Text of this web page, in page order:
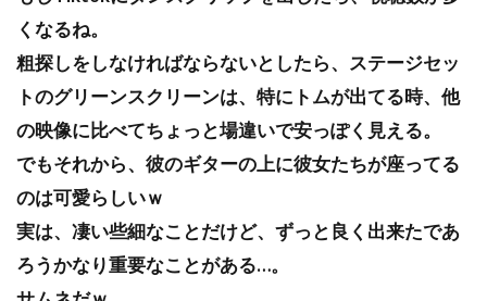
くなるね。
粗探しをしなければならないとしたら、ステージセッ
トのグリーンスクリーンは、特にトムが出てる時、他
の映像に比べてちょっと場違いで安っぽく見える。
でもそれから、彼のギターの上に彼女たちが座ってる
のは可愛らしいｗ
実は、凄い些細なことだけど、ずっと良く出来たであ
ろうかなり重要なことがある…。